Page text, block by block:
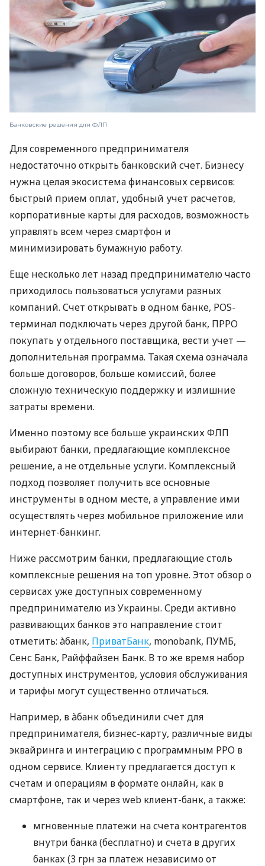
Банковские решения для ФЛП
Для современного предпринимателя
недостаточно открыть банковский счет. Бизнесу
нужна целая экосистема финансовых сервисов:
быстрый прием оплат, удобный учет расчетов,
корпоративные карты для расходов, возможность
управлять всем через смартфон и
минимизировать бумажную работу.
Еще несколько лет назад предпринимателю часто
приходилось пользоваться услугами разных
компаний. Счет открывать в одном банке, POS-
терминал подключать через другой банк, ПРРО
покупать у отдельного поставщика, вести учет —
дополнительная программа. Такая схема означала
больше договоров, больше комиссий, более
сложную техническую поддержку и излишние
затраты времени.
Именно поэтому все больше украинских ФЛП
выбирают банки, предлагающие комплексное
решение, а не отдельные услуги. Комплексный
подход позволяет получить все основные
инструменты в одном месте, а управление ими
осуществлять через мобильное приложение или
интернет-банкинг.
Ниже рассмотрим банки, предлагающие столь
комплексные решения на топ уровне. Этот обзор о
сервисах уже доступных современному
предпринимателю из Украины. Среди активно
развивающих банков это направление стоит
отметить: àбанк, ПриватБанк, monobank, ПУМБ,
Сенс Банк, Райффайзен Банк. В то же время набор
доступных инструментов, условия обслуживания
и тарифы могут существенно отличаться.
Например, в àбанк объединили счет для
предпринимателя, бизнес-карту, различные виды
эквайринга и интеграцию с программным РРО в
одном сервисе. Клиенту предлагается доступ к
счетам и операциям в формате онлайн, как в
смартфоне, так и через web клиент-банк, а также:
мгновенные платежи на счета контрагентов
внутри банка (бесплатно) и счета в других
банках (3 грн за платеж независимо от